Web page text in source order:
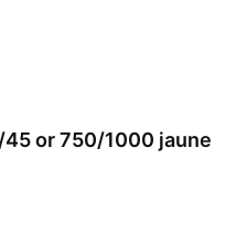
or 750/1000 jaune